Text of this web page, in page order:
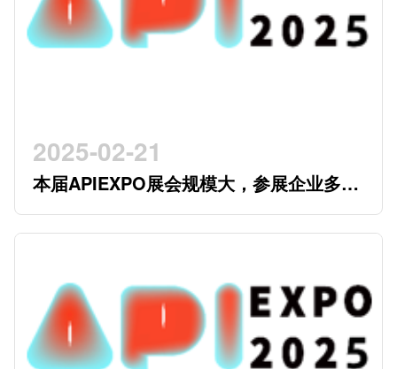
2025-02-21
本届APIEXPO展会规模大，参展企业多，
参观观众多，看展时间紧，怎么办？